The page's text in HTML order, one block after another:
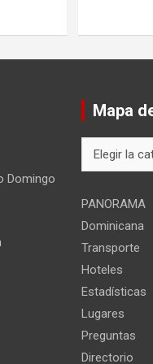
Domingo
Mapa
del
PANORAMA
Dominicana
Transporte
Hoteles
Estadísticas
Lugares
Preguntas
Directorio